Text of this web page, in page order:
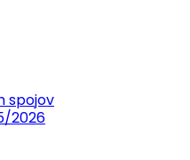
spojov
2026